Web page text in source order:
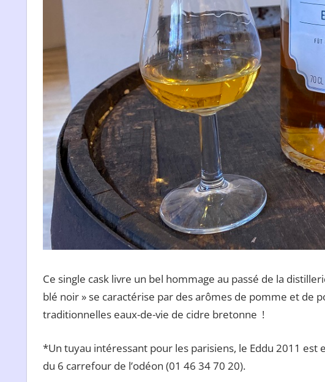
Ce single cask livre un bel hommage au passé de la
blé noir » se caractérise par des arômes de pomme et de
traditionnelles eaux-de-vie de cidre bretonne !
*Un tuyau intéressant pour les parisiens, le Eddu 2011 est
du 6 carrefour de l’odéon (01 46 34 70 20).